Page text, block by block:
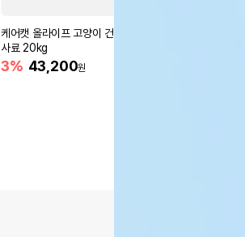
케어캣 올라이프 고양이 건식
사료 20kg
3% 43,200원